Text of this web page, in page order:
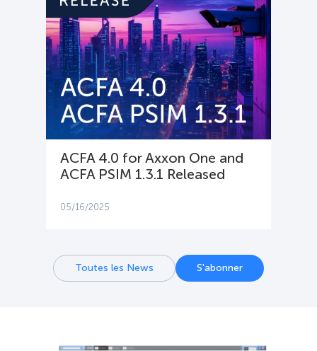
ACFA 4.0 for Axxon One and
ACFA PSIM 1.3.1 Released
05/16/2025
Toutes les News S'abonner